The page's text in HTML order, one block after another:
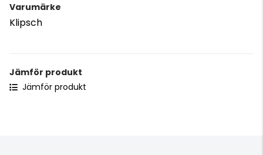
Varumärke
Klipsch
Jämför produkt
Jämför produkt